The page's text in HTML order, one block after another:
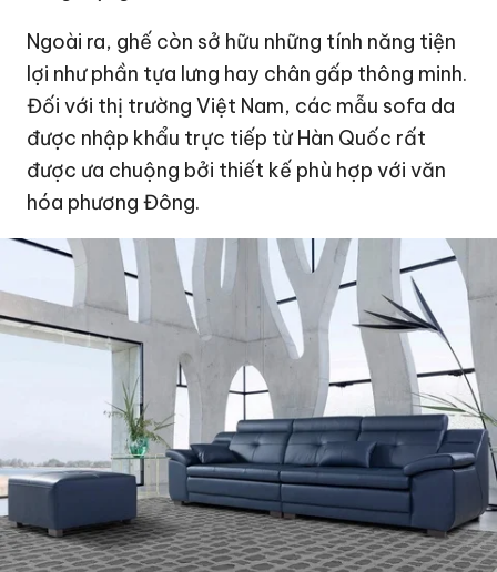
Ngoài ra, ghế còn sở hữu những tính năng tiện
lợi như phần tựa lưng hay chân gấp thông minh.
Đối với thị trường Việt Nam, các mẫu sofa da
được nhập khẩu trực tiếp từ Hàn Quốc rất
được ưa chuộng bởi thiết kế phù hợp với văn
hóa phương Đông.